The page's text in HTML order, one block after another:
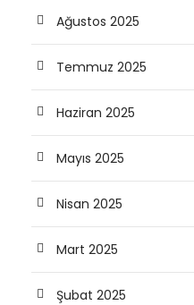
Ağustos 2025
Temmuz 2025
Haziran 2025
Mayıs 2025
Nisan 2025
Mart 2025
Şubat 2025